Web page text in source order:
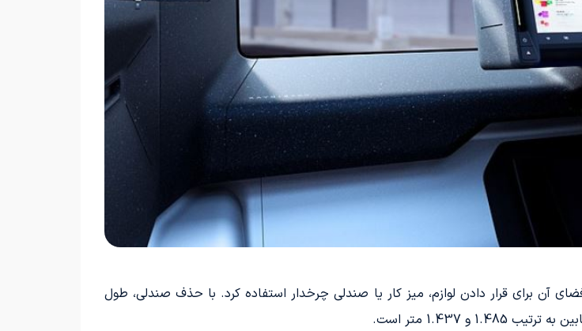
آن برای قرار دادن لوازم، میز کار یا صندلی چرخدار استفاده کرد. با حذف صندلی، طول